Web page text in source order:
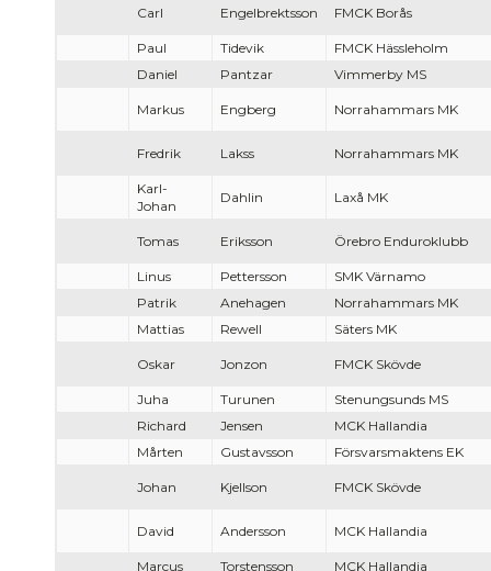
Carl Engelbrektsson FMCK Borås
Paul Tidevik
FMCK Hässleholm
Daniel
Pantzar Vimmerby MS
Markus Engberg Norrahammars MK
Fredrik Lakss Norrahammars MK
Karl-
Johan
Dahlin Laxå MK
Tomas Eriksson Örebro Enduroklubb
Linus Pettersson
SMK Värnamo
Patrik
Anehagen
Norrahammars MK
Mattias
Rewell Säters MK
Oskar Jonzon FMCK Skövde
Juha Turunen
Stenungsunds MS
Richard
Jensen
MCK Hallandia
Mårten
Gustavsson Försvarsmaktens EK
Johan Kjellson FMCK Skövde
David Andersson MCK Hallandia
Marcus Torstensson MCK Hallandia